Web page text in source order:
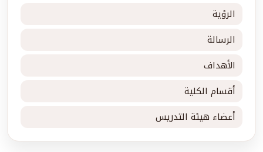
الرؤية
الرسالة
الأهداف
أقسام الكلية
أعضاء هيئة التدريس